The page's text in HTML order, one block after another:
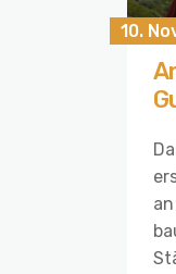
10.